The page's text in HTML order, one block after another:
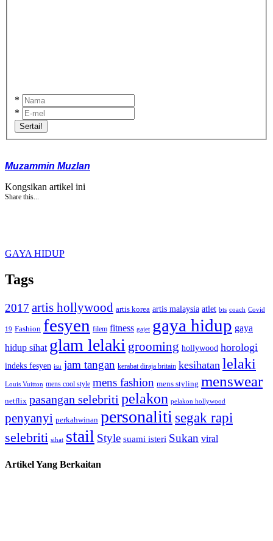
*
*
Sertai!
Muzammin Muzlan
Kongsikan artikel ini
Share this...
GAYA HIDUP
Tags
2017 artis hollywood artis korea artis malaysia atlet bts coach Covid
19 Fashion fesyen filem fitness gajet gaya hidup gaya
hidup sihat glam lelaki grooming hollywood horologi
indeks fesyen isu jam tangan kerabat diraja britain kesihatan lelaki
Louis Vuitton mens cool style mens fashion mens styling menswear
netflix pasangan selebriti pelakon pelakon hollywood
penyanyi perkahwinan personaliti segak rapi
selebriti sihat stail Style suami isteri Sukan viral
Artikel Yang Berkaitan